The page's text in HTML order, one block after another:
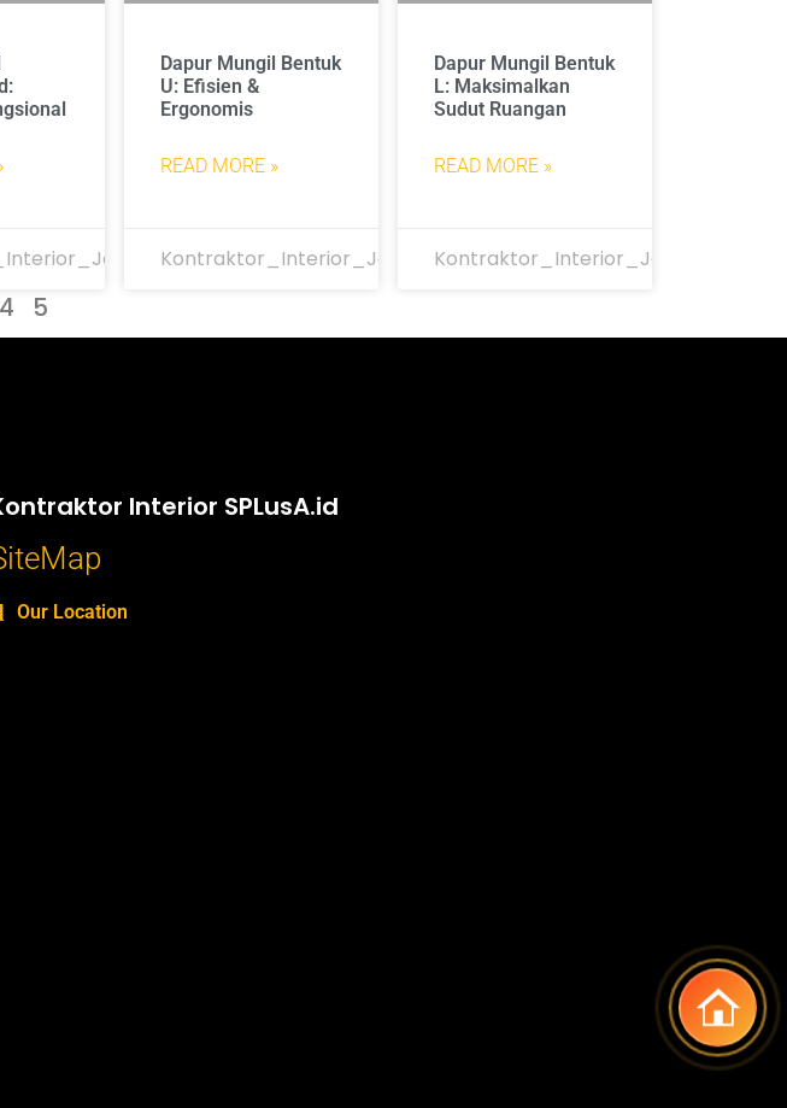
Dapur Mungil Bentuk
U: Efisien &
Ergonomis
READ MORE »
Kontraktor_Interior_Jakarta
Dapur Mungil Bentuk
L: Maksimalkan
Sudut Ruangan
READ MORE »
Kontraktor_Interior_Jakarta
4 5
Interior SPLusA.id
Our Location